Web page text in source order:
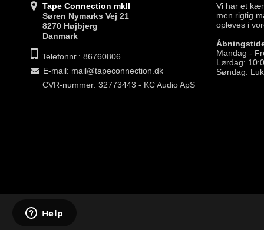
Tape Connection mkII
Søren Nymarks Vej 21
8270 Højbjerg
Danmark
Telefonnr.: 86760806
E-mail: mail@tapeconnection.dk
CVR-nummer: 32773443 - KC Audio ApS
Vi har et
men rigtig
opleves i
Mandag -
Lørdag:
Søndag: